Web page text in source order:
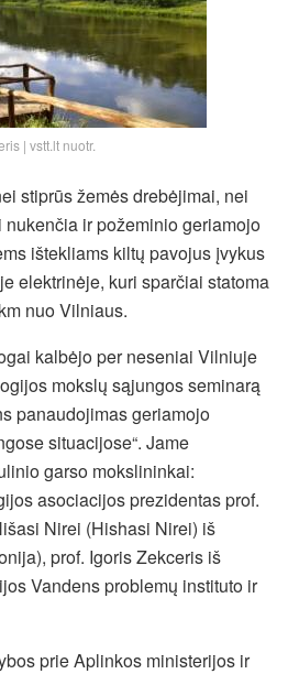
| vstt.lt nuotr.
stiprūs žemės drebėjimai, nei
ir požeminio geriamojo
ištekliams kiltų pavojus įvykus
elektrinėje, kuri sparčiai statoma
nuo Vilniaus.
kalbėjo per neseniai Vilniuje
mokslų sąjungos seminarą
panaudojimas geriamojo
situacijose“. Jame
garso mokslininkai:
asociacijos prezidentas prof.
Nirei (Hishasi Nirei) iš
prof. Igoris Zekceris iš
Vandens problemų instituto ir
prie Aplinkos ministerijos ir